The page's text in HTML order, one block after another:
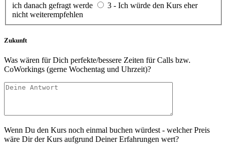
ich danach gefragt werde
3 - Ich würde den Kurs eher
nicht weiterempfehlen
Zukunft
Was wären für Dich perfekte/bessere Zeiten für Calls bzw.
CoWorkings (gerne Wochentag und Uhrzeit)?
Wenn Du den Kurs noch einmal buchen würdest - welcher Preis
wäre Dir der Kurs aufgrund Deiner Erfahrungen wert?